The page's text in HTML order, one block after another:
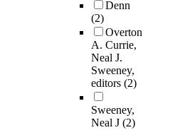
Denn
(2)
Overton
A. Currie,
Neal J.
Sweeney,
editors (2)
Sweeney,
Neal J (2)